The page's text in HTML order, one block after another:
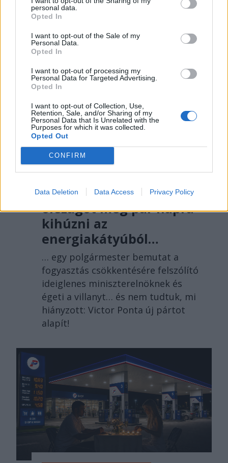
personal data.
Opted In
I want to opt-out of the Sale of my
Personal Data.
Opted In
I want to opt-out of processing my
Personal Data for Targeted Advertising.
Opted In
I want to opt-out of Collection, Use,
Retention, Sale, and/or Sharing of my
Personal Data that Is Unrelated with the
Purposes for which it was collected.
Opted Out
CONFIRM
Data Deletion Data Access Privacy Policy
kistelepülésen pedig teljesen
2026. AUGUSZTUS 04., KEDD
Egyelőre sikerült az
országot még pár napra
kihúzni az
energiakátyúból…
… egy polgármester bemutat a
fogyasztás csökkentésére felszólító
ideiglenes miniszterelnöknek és
égeti a villanyt… és nem tudtuk, mi
hiányzott: Victor Ponta új pártot
alapít!